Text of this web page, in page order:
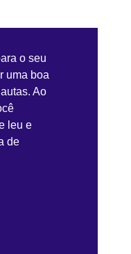
o seu
uma boa
Ao
leu e
de